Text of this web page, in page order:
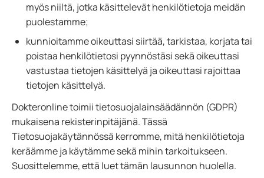
myös niiltä, jotka käsittelevät henkilötietoja meidän
puolestamme;
kunnioitamme oikeuttasi siirtää, tarkistaa, korjata tai
poistaa henkilötietosi pyynnöstäsi sekä oikeuttasi
vastustaa tietojen käsittelyä ja oikeuttasi rajoittaa
tietojen käsittelyä.
Dokteronline toimii tietosuojalainsäädännön (GDPR)
mukaisena rekisterinpitäjänä. Tässä
Tietosuojakäytännössä kerromme, mitä henkilötietoja
keräämme ja käytämme sekä mihin tarkoitukseen.
Suosittelemme, että luet tämän lausunnon huolella.